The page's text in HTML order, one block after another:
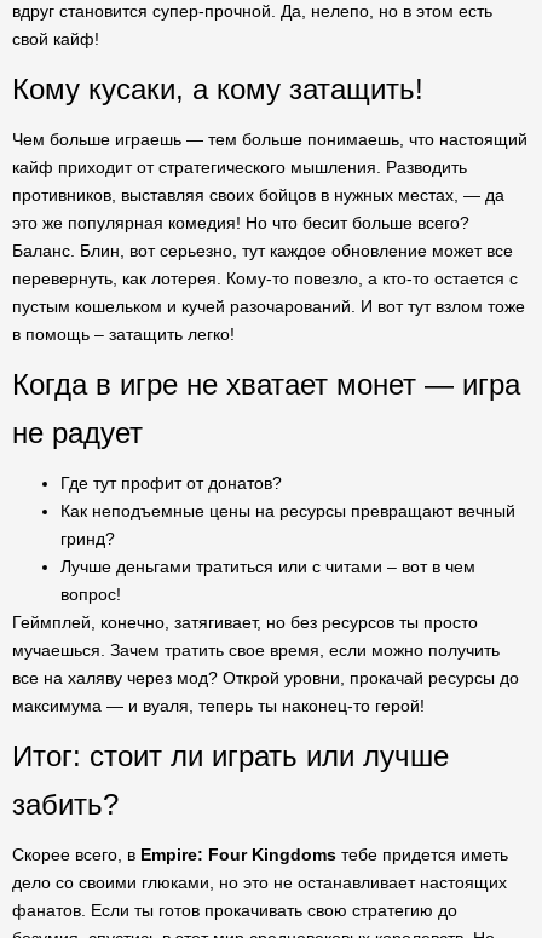
вдруг становится супер-прочной. Да, нелепо, но в этом есть
свой кайф!
Кому кусаки, а кому затащить!
Чем больше играешь — тем больше понимаешь, что настоящий
кайф приходит от стратегического мышления. Разводить
противников, выставляя своих бойцов в нужных местах, — да
это же популярная комедия! Но что бесит больше всего?
Баланс. Блин, вот серьезно, тут каждое обновление может все
перевернуть, как лотерея. Кому-то повезло, а кто-то остается с
пустым кошельком и кучей разочарований. И вот тут взлом тоже
в помощь – затащить легко!
Когда в игре не хватает монет — игра
не радует
Где тут профит от донатов?
Как неподъемные цены на ресурсы превращают вечный
гринд?
Лучше деньгами тратиться или с читами – вот в чем
вопрос!
Геймплей, конечно, затягивает, но без ресурсов ты просто
мучаешься. Зачем тратить свое время, если можно получить
все на халяву через мод? Открой уровни, прокачай ресурсы до
максимума — и вуаля, теперь ты наконец-то герой!
Итог: стоит ли играть или лучше
забить?
Скорее всего, в Empire: Four Kingdoms тебе придется иметь
дело со своими глюками, но это не останавливает настоящих
фанатов. Если ты готов прокачивать свою стратегию до